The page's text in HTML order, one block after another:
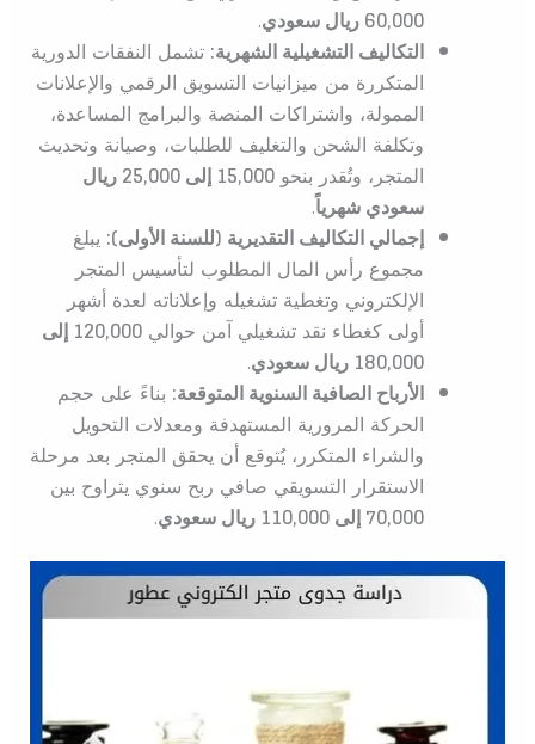
60,000 ريال سعودي
.
التكاليف التشغيلية الشهرية:تشمل النفقات الدورية
المتكررة من ميزانيات التسويق الرقمي والإعلانات
الممولة، واشتراكات المنصة والبرامج المساعدة،
وتكلفة الشحن والتغليف للطلبات، وصيانة وتحديث
المتجر، وتُقدر بنحو
15,000 إلى 25,000 ريال
سعودي شهرياً.
إجمالي التكاليف التقديرية (للسنة الأولى):يبلغ
مجموع رأس المال المطلوب لتأسيس المتجر
الإلكتروني وتغطية تشغيله وإعلاناته لعدة أشهر
أولى كغطاء نقد تشغيلي آمن حوالي
120,000 إلى
180,000 ريال سعودي
.
الأرباح الصافية السنوية المتوقعة:بناءً على حجم
الحركة المرورية المستهدفة ومعدلات التحويل
والشراء المتكرر، يُتوقع أن يحقق المتجر بعد مرحلة
الاستقرار التسويقي صافي ربح سنوي يتراوح بين
70,000 إلى 110,000 ريال سعودي
.